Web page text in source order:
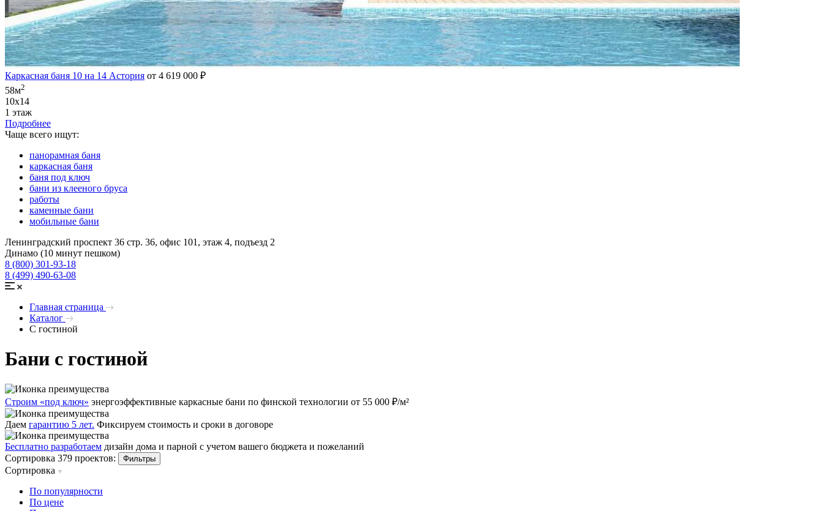
Каркасная баня 10 на 14 Астория от 4 619 000 ₽
58м2
10х14
1 этаж
Подробнее
Чаще всего ищут:
панорамная баня
каркасная баня
баня под ключ
бани из клееного бруса
работы
каменные бани
мобильные бани
Ленинградский проспект 36 стр. 36, офис 101, этаж 4, подъезд 2
Динамо (10 минут пешком)
8 (800) 301-93-18
8 (499) 490-63-08
Главная страница
Каталог
С гостиной
Бани с гостиной
Строим «под ключ» энергоэффективные каркасные бани по финской технологии от 55 000 ₽/м²
Даем гарантию 5 лет. Фиксируем стоимость и сроки в договоре
Бесплатно разработаем дизайн дома и парной с учетом вашего бюджета и пожеланий
Сортировка 379 проектов:
Фильтры
Сортировка
По популярности
По цене